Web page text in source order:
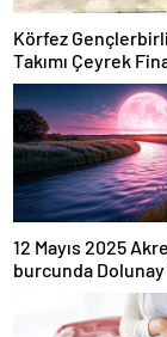
Körfez
Takımı Çeyrek
12 Mayıs 2025
burcunda Dolunay